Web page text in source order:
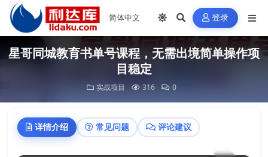
登录
星哥同城教育书单号课程，无需出境简单操作项
目稳定
实战项目 316 0
详情介绍 常见问题 评论建议